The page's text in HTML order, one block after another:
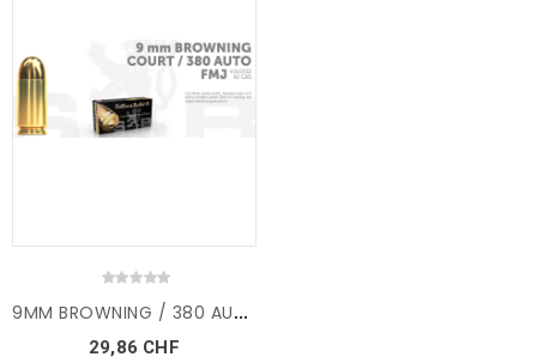
9
MM BROWNING / 380 AUTO...
29,86 CHF